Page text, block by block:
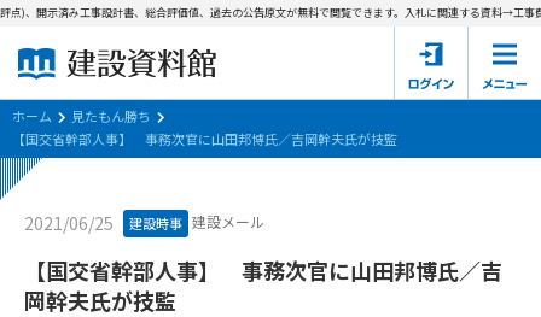
建設資料館とは
東京都の入札資料
国土交通省の入札資料
見たもん勝ち
開示済み工事設計書、総合評価値、過去の公告原文が無料で閲覧できます。入札に関連する資料→工事費
ホーム
見たもん勝ち
【国交省幹部人事】 事務次官に山田邦博氏／吉岡幹夫氏が技監
2021/06/25 建設時事 建設メール
【国交省幹部人事】 事務次官に山田邦博氏／吉
岡幹夫氏が技監
第1条（規約の目的）